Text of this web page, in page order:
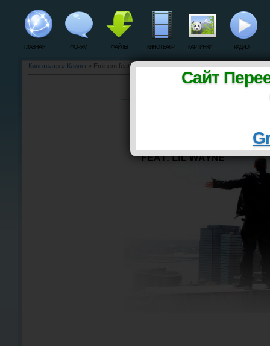
ГЛАВНАЯ ФОРУМ ФАЙЛЫ КИНОТЕАТР КАРТИНКИ РАДИО
Сайт
Кинотеатр» Клипы » Eminem feat. Lil' Wayne - No Love